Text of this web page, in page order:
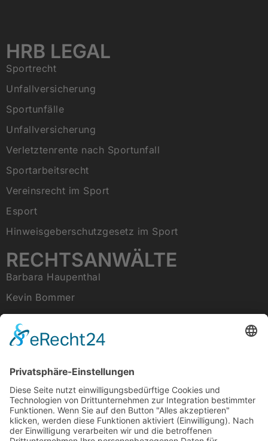
HRB LEGAL
Sportrecht
Unfallversicherung
Sportunfälle
Unfallversicherung
Verletztenrente nach Sportunfall
Sportarbeitsrecht
Vereinsrecht im Sport
Esport
Hinweisgeberschutzgesetz im Sport
RECHTSANWÄLTE
Barbara Haupenthal
Kevin Bommer
Tobias Raab
RECHTLICHES
Datenschutz
Cookie Einstellungen